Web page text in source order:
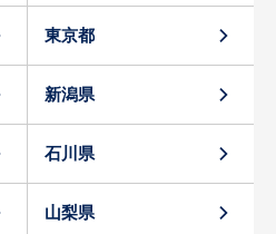
東京都
新潟県
石川県
山梨県